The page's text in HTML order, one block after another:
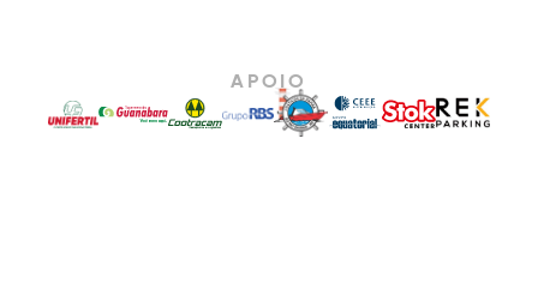
APOIO